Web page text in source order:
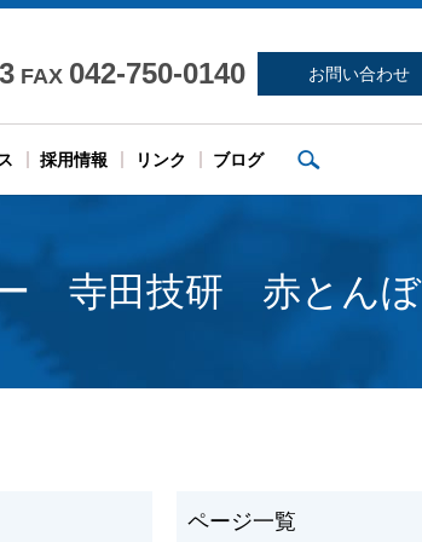
FAX 042-750-0140 お問い合わせ
採用情報 リンク ブログ
ー 寺田技研 赤とんぼ